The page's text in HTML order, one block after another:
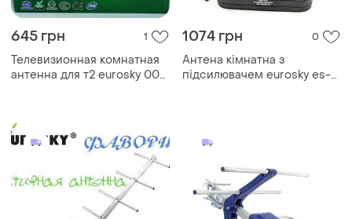
645 грн 1
Телевизионная комнатная
антенна для т2 eurosky 001
1074 грн 0
Антена кімнатна з
підсилювачем eurosky es-